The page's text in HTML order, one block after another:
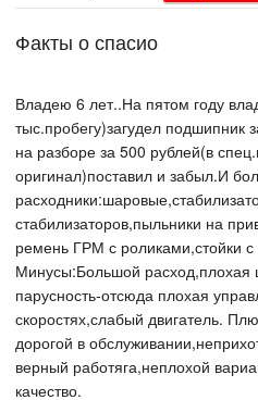
Факты о спасио
Владею 6 лет..На пятом году
тыс.пробегу)загудел подшипник
на разборе за 500 рублей(в
оригинал)поставил и забыл.И
стабилизаторов,пыльники на
ремень ГРМ с роликами,стойки
Минусы:Большой
парусность-отсюда плохая
скоростях,слабый двигатель.
дорогой в
верный работяга,неплохой
качество.